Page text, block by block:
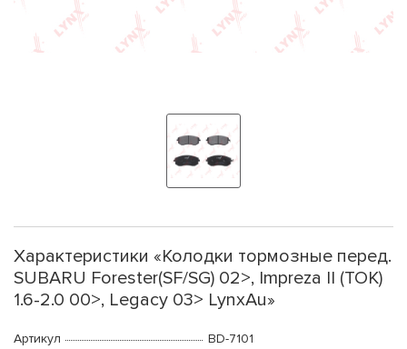
Характеристики «Колодки тормозные перед.
SUBARU Forester(SF/SG) 02>, Impreza II (TOK)
1.6-2.0 00>, Legacy 03> LynxAu»
Артикул
BD-7101